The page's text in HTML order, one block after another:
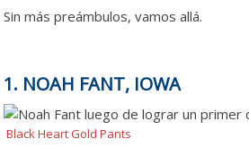
Sin más preámbulos, vamos allá.
1. NOAH FANT, IOWA
Black Heart Gold Pants